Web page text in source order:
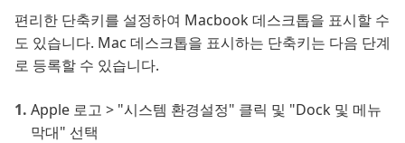
편리한 단축키를 설정하여 Macbook 데스크톱을 표시할 수
도 있습니다. Mac 데스크톱을 표시하는 단축키는 다음 단계
로 등록할 수 있습니다.
Apple 로고 > "시스템 환경설정" 클릭 및 "Dock 및 메뉴
막대" 선택